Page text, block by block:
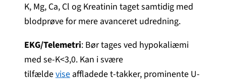
K, Mg, Ca, Cl og Kreatinin taget samtidig med
blodprøve for mere avanceret udredning.
EKG/Telemetri: Bør tages ved hypokaliæmi
med se-K<3,0. Kan i svære
tilfældevise affladede t-takker, prominente U-